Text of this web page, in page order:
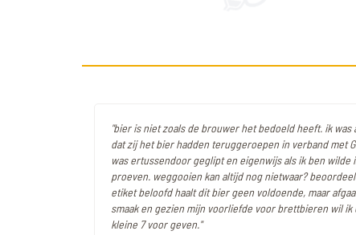
"bier is niet zoals de brouwer het bedoeld heeft. ik was
dat zij het bier hadden teruggeroepen in verband met
was ertussendoor geglipt en eigenwijs als ik ben wilde
proeven. weggooien kan altijd nog nietwaar?
etiket beloofd haalt dit bier geen voldoende, maar
smaak en gezien mijn voorliefde voor brettbieren wil ik
kleine 7 voor geven."